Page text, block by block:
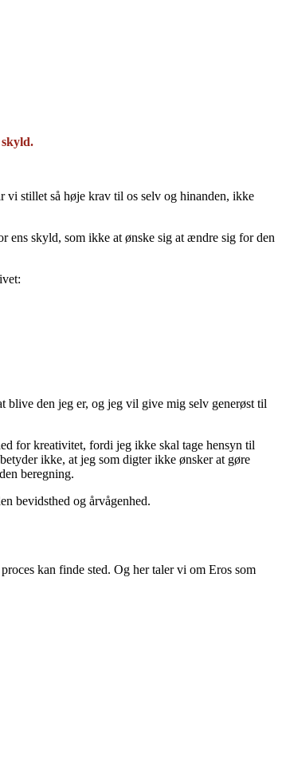
vi stillet så høje krav til os selv og hinanden, ikke
skyld, som ikke at ønske sig at ændre sig for den
den jeg er, og jeg vil give mig selv generøst til
for kreativitet, fordi jeg ikke skal tage hensyn til
ikke, at jeg som digter ikke ønsker at gøre
beregning.
bevidsthed og årvågenhed.
kan finde sted. Og her taler vi om Eros som